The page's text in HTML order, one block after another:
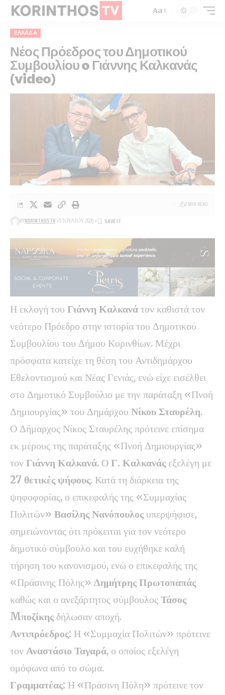
Aa
ΕΛΛΆΔΑ
Νέος Πρόεδρος του Δημοτικού
Συμβουλίου o Γιάννης Καλκανάς
(video)
BYKORINTHOSTV 5 ΙΟΥΛΊΟΥ 2026
2 MIN READ
Η εκλογή του Γιάννη Καλκανά τον καθιστά τον
νεότερο Πρόεδρο στην ιστορία του Δημοτικού
Συμβουλίου του Δήμου Κορινθίων. Μέχρι
πρόσφατα κατείχε τη θέση του Αντιδημάρχου
Εθελοντισμού και Νέας Γενιάς, ενώ είχε εισέλθει
στο Δημοτικό Συμβούλιο με την παράταξη «Πνοή
Δημιουργίας» του Δημάρχου Νίκου Σταυρέλη.
Ο Δήμαρχος Νίκος Σταυρέλης πρότεινε επίσημα
εκ μέρους της παράταξης «Πνοή Δημιουργίας»
τον Γιάννη Καλκανά. Ο Γ. Καλκανάς εξελέγη με
27 θετικές ψήφους. Κατά τη διάρκεια της
ψηφοφορίας, ο επικεφαλής της «Συμμαχίας
Πολιτών» Βασίλης Νανόπουλος υπερψήφισε,
σημειώνοντας ότι πρόκειται για τον νεότερο
δημοτικό σύμβουλο και του ευχήθηκε καλή
τήρηση του κανονισμού, ενώ ο επικεφαλής της
«Πράσινης Πόλης» Δημήτρης Πρωτοπαπάς
καθώς και ο ανεξάρτητος σύμβουλος Τάσος
Mποζίκης δήλωσαν αποχή.
Αντιπρόεδρος: Η «Συμμαχία Πολιτών» πρότεινε
τον Αναστάσιο Ταγαρά, ο οποίος εξελέγη
ομόφωνα από το σώμα.
Γραμματέας: Η «Πράσινη Πόλη» πρότεινε τον